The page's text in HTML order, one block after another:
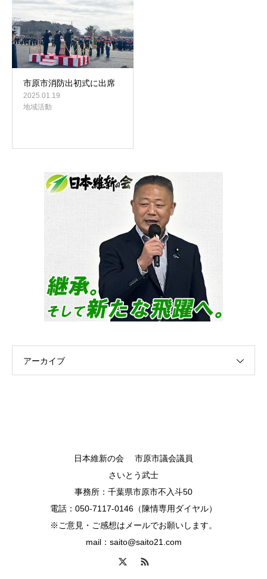
市原市消防出初式に出席
2025.01.19
地域活動
アーカイブ
日本維新の会 市原市議会議員
さいとう武士
事務所：千葉県市原市不入斗50
電話：050-7117-0146（陳情専用ダイヤル）
※ご意見・ご感想はメールでお願いします。
mail：saito@saito21.com